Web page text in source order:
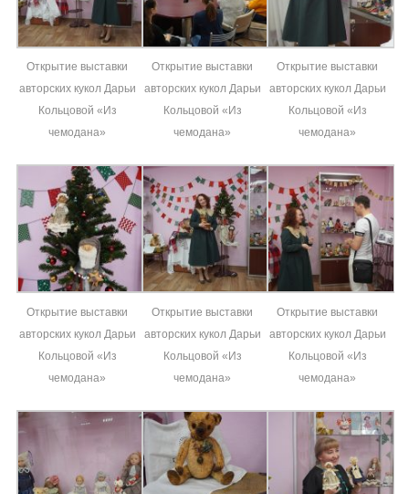
Открытие выставки
авторских кукол Дарьи
Кольцовой «Из
чемодана»
Открытие выставки
авторских кукол Дарьи
Кольцовой «Из
чемодана»
Открытие выставки
авторских кукол Дарьи
Кольцовой «Из
чемодана»
Открытие выставки
авторских кукол Дарьи
Кольцовой «Из
чемодана»
Открытие выставки
авторских кукол Дарьи
Кольцовой «Из
чемодана»
Открытие выставки
авторских кукол Дарьи
Кольцовой «Из
чемодана»